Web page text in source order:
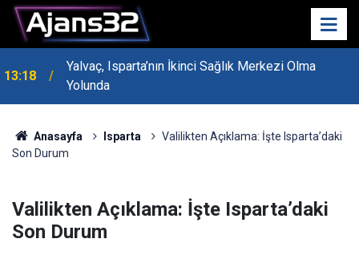
13:18
Yalvaç, Isparta’nın İkinci Sağlık Merkezi Olma
Yolunda
13:14
MHP Genel Başkan Yardımcısı Bayraktar Isparta’da
Konuştu
Anasayfa Isparta
Valilikten Açıklama: İşte Isparta’daki
Son Durum
Valilikten Açıklama: İşte Isparta’daki
Son Durum